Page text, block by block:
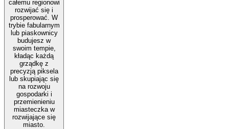
całemu regionowi
rozwijać się i
prosperować. W
trybie fabularnym
lub piaskownicy
budujesz w
swoim tempie,
kładąc każdą
grządkę z
precyzją piksela
lub skupiając się
na rozwoju
gospodarki i
przemienieniu
miasteczka w
rozwijające się
miasto.